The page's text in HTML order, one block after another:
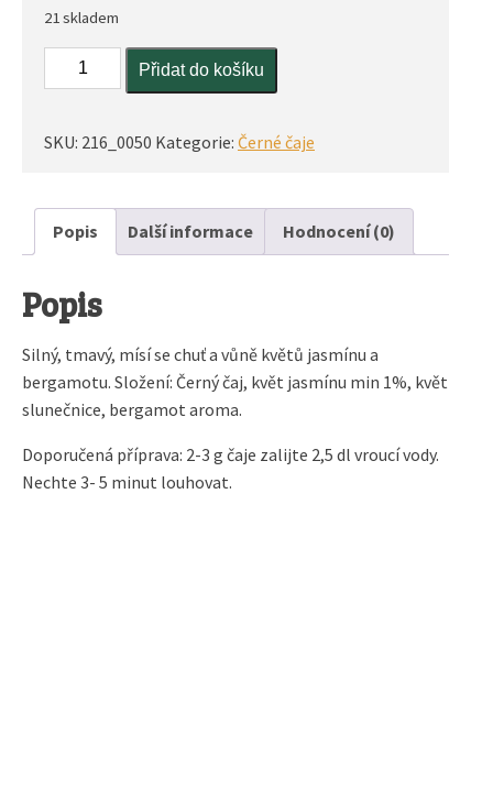
21 skladem
Jasmin
Grey
Přidat do košíku
SKU: 216_0050 Kategorie: Černé čaje
Popis Další informace Hodnocení (0)
Popis
Silný, tmavý, mísí se chuť a vůně květů jasmínu a
bergamotu. Složení: Černý čaj, květ jasmínu min 1%, květ
slunečnice, bergamot aroma.
Doporučená příprava: 2-3 g čaje zalijte 2,5 dl vroucí vody.
Nechte 3- 5 minut louhovat.